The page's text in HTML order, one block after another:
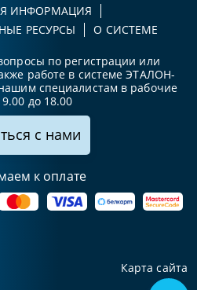
ИНФОРМАЦИЯ
РЕСУРСЫ
О СИСТЕМЕ
по регистрации или
работе в системе ЭТАЛОН-
специалистам в рабочие
до 18.00
с нами
к оплате
Карта сайта